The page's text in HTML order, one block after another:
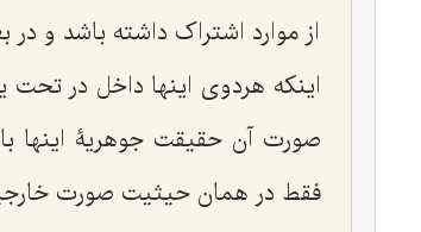
از موارد اشتراک داشته باشد و در
اینکه هردوى اینها داخل در
صورت آن حقیقت جوهریۀ اینها
فقط در همان حیثیت صورت